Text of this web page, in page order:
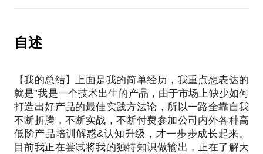
问题，能更好作出调整办法，破局并加速我们的成
长。
#重点# 我开这个话题的目的不是挣点零花钱（所以我
只需要一杯辛巴克咖啡的钱），我想将我的经验包装
成产品做输出，我需要更多了解现在我们的产品同学
普遍遇见的挑战或者困难是什么，所以对你是靠我的
经验和专业帮你解决产品职业问题，对我则还有访谈
自述
【我的总结】上面是我的简单经历，我重点想表达的
就是”我是一个技术出生的产品，由于市场上缺少如何
打造出好产品的最佳实践方法论，所以一路全靠自我
不断折腾，不断实战，不断付费参加公司内外各种高
低阶产品培训解惑&认知升级，才一步步成长起来。
目前我正在尝试将我的独特知识做输出，正在了解大